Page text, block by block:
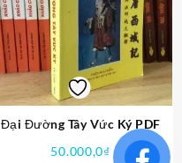
Đại Đường Tây Vức Ký PDF
50.000,0₫